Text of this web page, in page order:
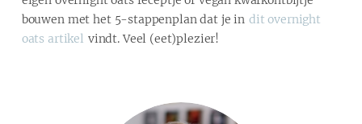
bouwen met het 5-stappenplan dat je in dit overnight
oats artikel vindt. Veel (eet)plezier!